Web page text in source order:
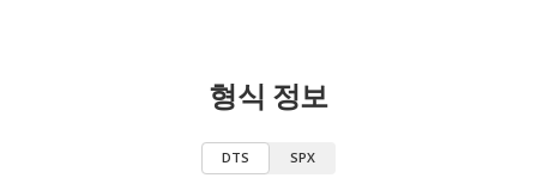
형식 정보
DTS SPX